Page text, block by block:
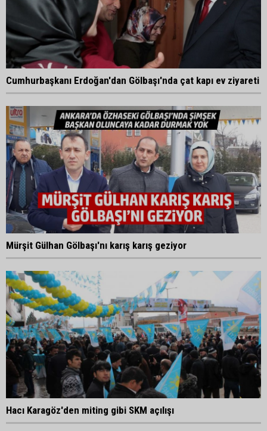
Cumhurbaşkanı Erdoğan'dan Gölbaşı'nda çat kapı ev ziyareti
Mürşit Gülhan Gölbaşı'nı karış karış geziyor
Hacı Karagöz'den miting gibi SKM açılışı